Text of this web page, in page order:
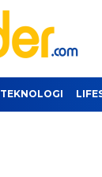
TEKNOLOGI